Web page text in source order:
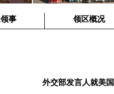
事 领区概况
外交部发言人就美